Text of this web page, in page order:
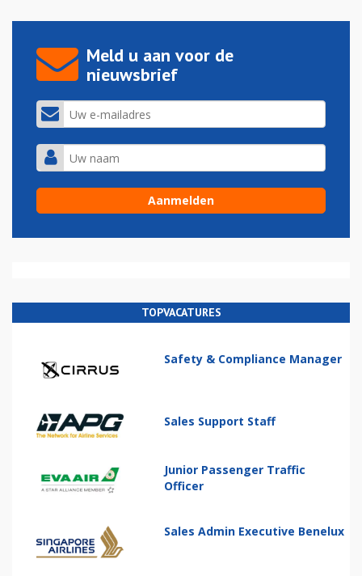
Meld u aan voor de
nieuwsbrief
TOPVACATURES
Safety & Compliance Manager
Sales Support Staff
Junior Passenger Traffic
Officer
Sales Admin Executive Benelux